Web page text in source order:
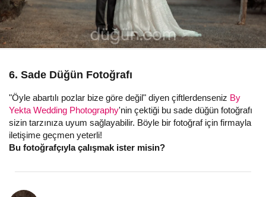
6. Sade Düğün Fotoğrafı
"Öyle abartılı pozlar bize göre değil" diyen çiftlerdenseniz By
Yekta Wedding Photography'nin çektiği bu sade düğün fotoğrafı
sizin tarzınıza uyum sağlayabilir. Böyle bir fotoğraf için firmayla
iletişime geçmen yeterli!
Bu fotoğrafçıyla çalışmak ister misin?